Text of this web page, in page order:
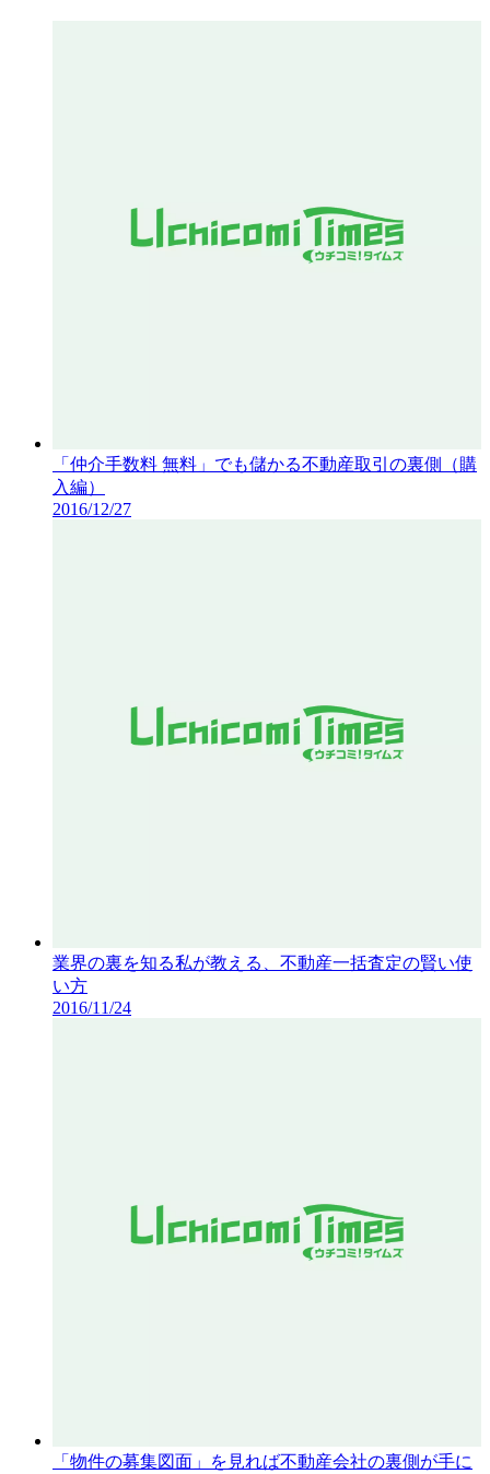
「仲介手数料 無料」でも儲かる不動産取引の裏側（購
入編）
2016/12/27
業界の裏を知る私が教える、不動産一括査定の賢い使
い方
2016/11/24
「物件の募集図面」を見れば不動産会社の裏側が手に